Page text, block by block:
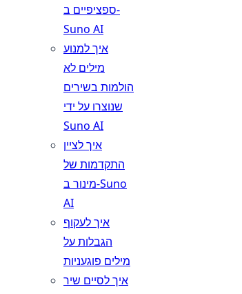
ספציפיים ב-
Suno AI
איך למנוע
מילים לא
הולמות בשירים
שנוצרו על ידי
Suno AI
איך לציין
התקדמות של
מינור ב-Suno
AI
איך לעקוף
הגבלות על
מילים פוגעניות
איך לסיים שיר